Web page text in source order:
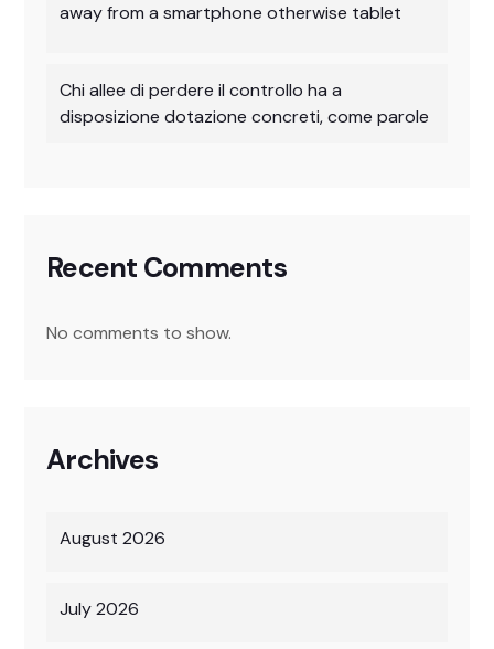
away from a smartphone otherwise tablet
Chi allee di perdere il controllo ha a
disposizione dotazione concreti, come parole
Recent Comments
No comments to show.
Archives
August 2026
July 2026